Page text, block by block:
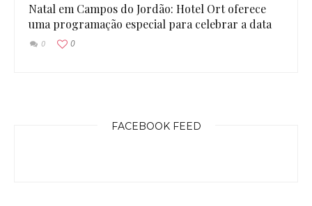
Natal em Campos do Jordão: Hotel Ort oferece
uma programação especial para celebrar a data
0 0
FACEBOOK FEED